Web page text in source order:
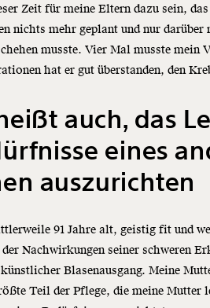
Zeit für meine Eltern dazu sein,
nichts mehr geplant und nur darüber
musste. Vier Mal musste mein
hat er gut überstanden, den
auch, das
eines
auszurichten
91 Jahre alt, geistig fit und
der Nachwirkungen seiner schweren
Blasenausgang. Meine
Teil der Pflege, die meine Mutter